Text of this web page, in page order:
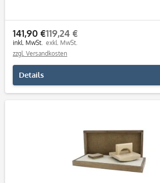
141,90 €
inkl. MwSt.
119,24 €
exkl. MwSt.
zzgl. Versandkosten
Details